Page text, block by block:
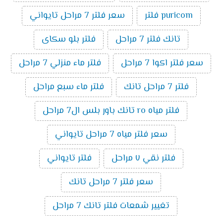
puricom فلتر
سعر فلتر 7 مراحل تايواني
تانك فلتر 7 مراحل
فلتر بلو سكاى
سعر فلتر اكوا 7 مراحل
فلتر ماء منزلي 7 مراحل
فلتر 7 مراحل تانك
فلتر ماء سبع مراحل
فلتر مياه ro تانك باور بلس ال7 مراحل
سعر فلتر مياه 7 مراحل تايواني
فلتر نقي ٧ مراحل
فلتر تايواني
سعر فلتر 7 مراحل تانك
تغيير شمعات فلتر تانك 7 مراحل